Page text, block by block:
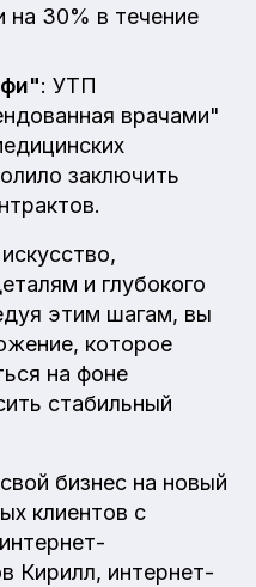
на 30% в течение
: УТП
врачами"
заключить
и глубокого
этим шагам, вы
которое
на фоне
стабильный
бизнес на новый
клиентов с
Кирилл, интернет-